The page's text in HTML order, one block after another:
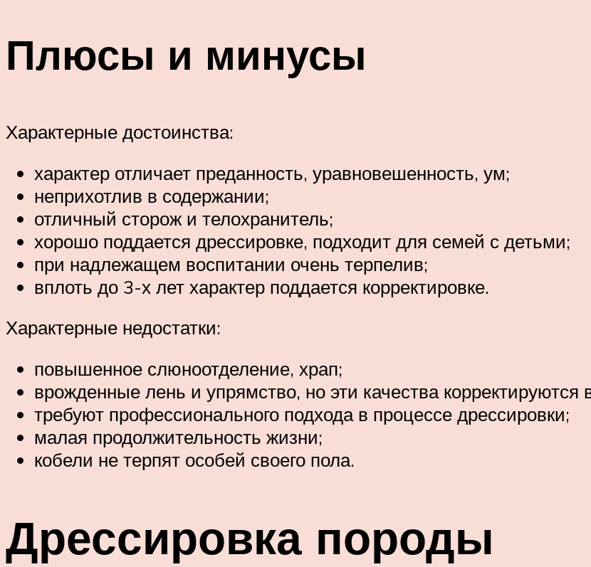
Плюсы и минусы
Характерные достоинства:
характер отличает преданность, уравновешенность, ум;
неприхотлив в содержании;
отличный сторож и телохранитель;
хорошо поддается дрессировке, подходит для семей с детьми;
при надлежащем воспитании очень терпелив;
вплоть до 3-х лет характер поддается корректировке.
Характерные недостатки:
повышенное слюноотделение, храп;
врожденные лень и упрямство, но эти качества корректируются
требуют профессионального подхода в процессе дрессировки;
малая продолжительность жизни;
кобели не терпят особей своего пола.
Дрессировка породы